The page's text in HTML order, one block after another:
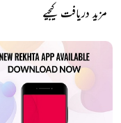
مزید دریافت کیجیے